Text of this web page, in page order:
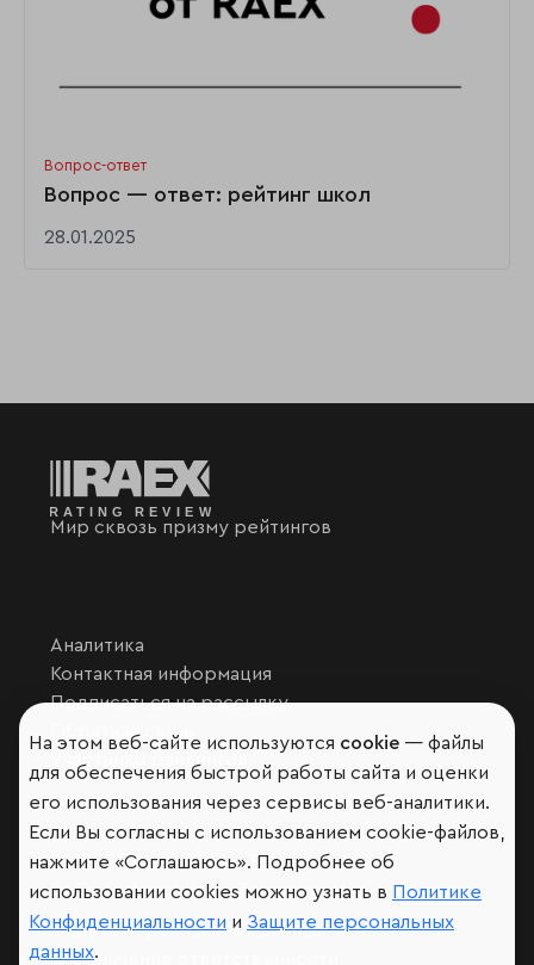
Вопрос-ответ
Вопрос — ответ: рейтинг школ
28.01.2025
Мир сквозь призму рейтингов
Аналитика
Контактная информация
Подписаться на рассылку
Обратная связь
Участники рэнкингов
Мы в социальных сетях и мессенджерах
VK
RAEX Образование – Telegram,Max
RAEX Sustainability –Telegram,Max
Защита персональных данных
Ограничение ответственности
На этом веб-сайте используются cookie — файлы
для обеспечения быстрой работы сайта и оценки
его использования через сервисы веб-аналитики.
Если Вы согласны с использованием cookie-файлов,
нажмите «Соглашаюсь». Подробнее об
использовании cookies можно узнать в Политике
Конфиденциальности и Защите персональных
данных.